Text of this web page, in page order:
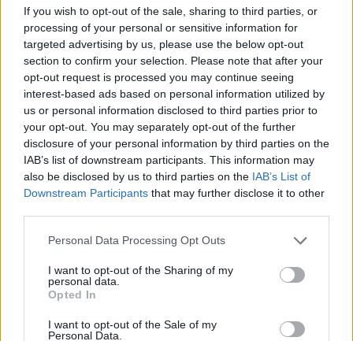
If you wish to opt-out of the sale, sharing to third parties, or
processing of your personal or sensitive information for
targeted advertising by us, please use the below opt-out
section to confirm your selection. Please note that after your
opt-out request is processed you may continue seeing
interest-based ads based on personal information utilized by
us or personal information disclosed to third parties prior to
your opt-out. You may separately opt-out of the further
disclosure of your personal information by third parties on the
IAB’s list of downstream participants. This information may
also be disclosed by us to third parties on the IAB’s List of
Downstream Participants that may further disclose it to other
Please note that this website/app uses one or more Google
not limited to your visit or usage behaviour. You may click to
grant or deny consent to Google and its third-party tags to
use your data for below specified purposes in below Google
consent section.
Personal Data Processing Opt Outs
I want to opt-out of the Sharing of my
personal data.
Opted In
I want to opt-out of the Sale of my
Personal Data.
POTREBBE INTERESSARTI
Christmas World a Roma, la
Capitale ospiterà il villaggio
natalizio più grande d’Europa
4 anni fa
Alla Galleria Giovanni XXIII arriva
l’autovelox. Multe per chi supera
il limite. Dal 30 marzo
3 anni fa
Precedente